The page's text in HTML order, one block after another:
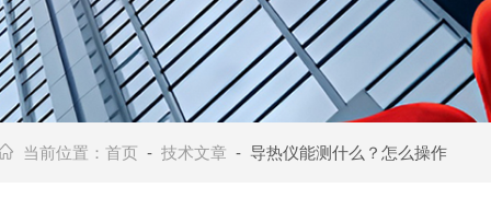
当前位置： 首页 - 技术文章 - 导热仪能测什么？怎么操作